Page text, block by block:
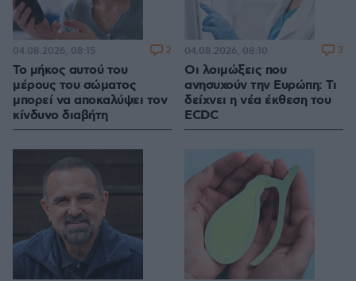
Το μήκος αυτού του
μέρους του σώματος
μπορεί να αποκαλύψει τον
κίνδυνο διαβήτη
04.08.2026, 08:15 2
Οι λοιμώξεις που
ανησυχούν την Ευρώπη: Τι
δείχνει η νέα έκθεση του
ECDC
04.08.2026, 08:10 3